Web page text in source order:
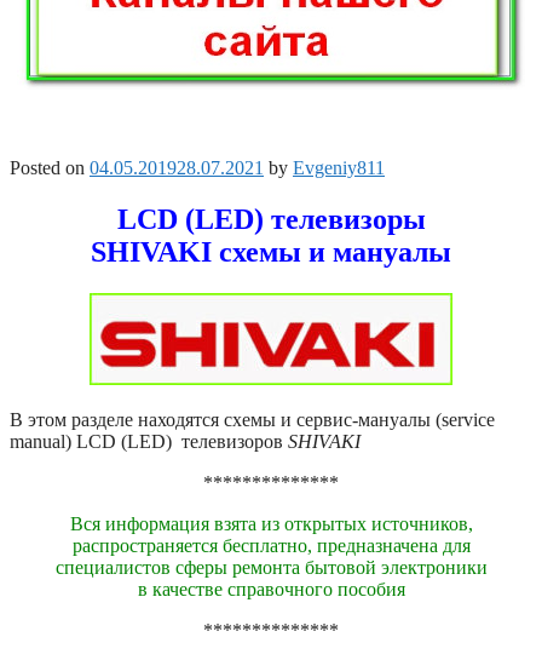
Posted on 04.05.201928.07.2021 by Evgeniy811
LCD (LED) телевизоры
SHIVAKI схемы и мануалы
В этом разделе находятся схемы и сервис-мануалы (service
manual) LCD (LED) телевизоров SHIVAKI
**************
Вся информация взята из открытых источников,
распространяется бесплатно, предназначена для
специалистов сферы ремонта бытовой электроники
в качестве справочного пособия
**************